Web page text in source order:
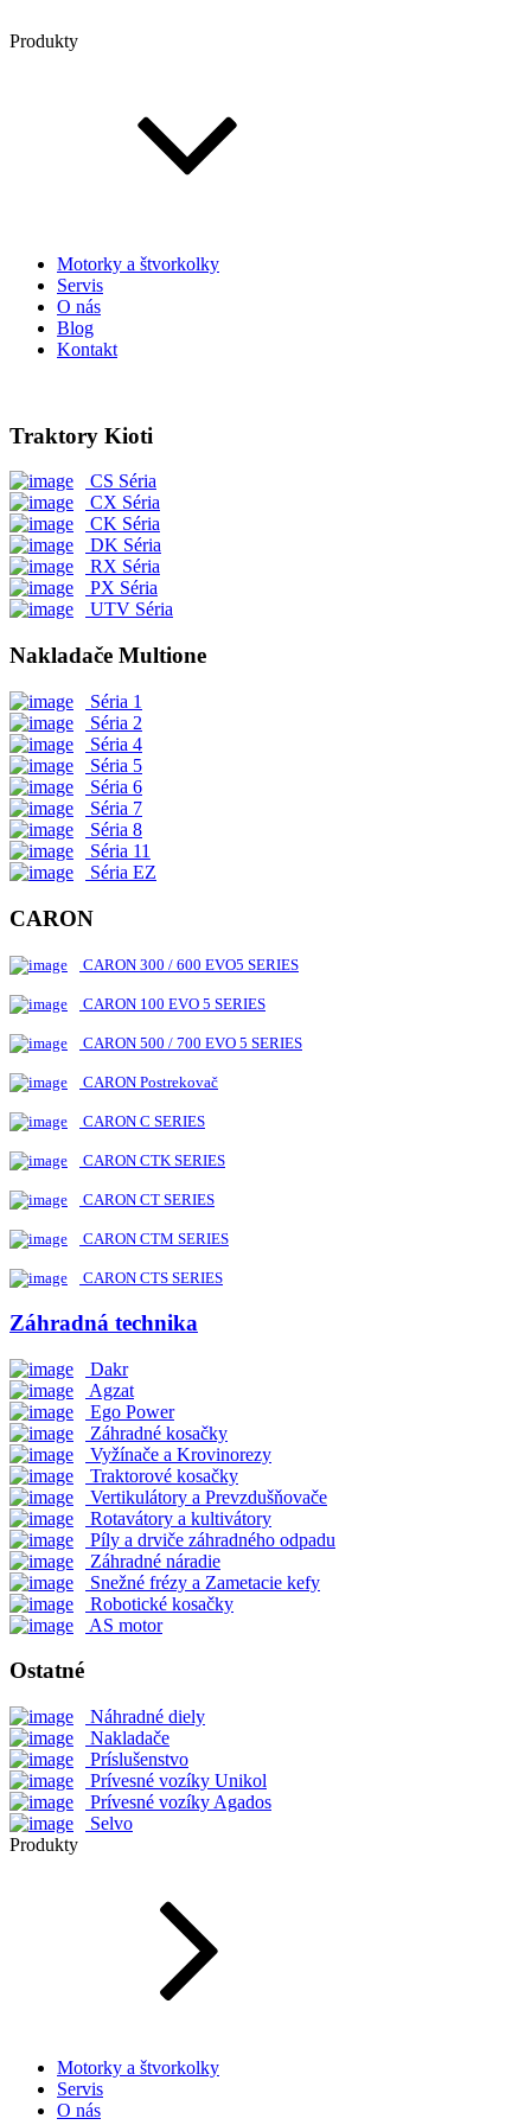
Produkty
Motorky a štvorkolky
Servis
O nás
Blog
Kontakt
Traktory Kioti
CS Séria
CX Séria
CK Séria
DK Séria
RX Séria
PX Séria
UTV Séria
Nakladače Multione
Séria 1
Séria 2
Séria 4
Séria 5
Séria 6
Séria 7
Séria 8
Séria 11
Séria EZ
CARON
CARON 300 / 600 EVO5 SERIES
CARON 100 EVO 5 SERIES
CARON 500 / 700 EVO 5 SERIES
CARON Postrekovač
CARON C SERIES
CARON CTK SERIES
CARON CT SERIES
CARON CTM SERIES
CARON CTS SERIES
Záhradná technika
Dakr
Agzat
Ego Power
Záhradné kosačky
Vyžínače a Krovinorezy
Traktorové kosačky
Vertikulátory a Prevzdušňovače
Rotavátory a kultivátory
Píly a drviče záhradného odpadu
Záhradné náradie
Snežné frézy a Zametacie kefy
Robotické kosačky
AS motor
Ostatné
Náhradné diely
Nakladače
Príslušenstvo
Prívesné vozíky Unikol
Prívesné vozíky Agados
Selvo
Produkty
Motorky a štvorkolky
Servis
O nás